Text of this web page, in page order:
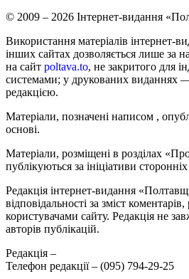
© 2009 – 2026 Інтернет-видання
Використання матеріалів інтернет-
інших сайтах дозволяється лише за
на сайт poltava.to, не закритого для
системами; у друкованих виданнях
редакцією.
Матеріали, позначені написом ,
основі.
Матеріали, розміщені в розділах
публікуються за ініціативи
Редакція інтернет-видання
відповідальності за зміст
користувачами сайту. Редакція не
авторів публікацій.
Редакція –
Телефон редакції – (095) 794-29-25